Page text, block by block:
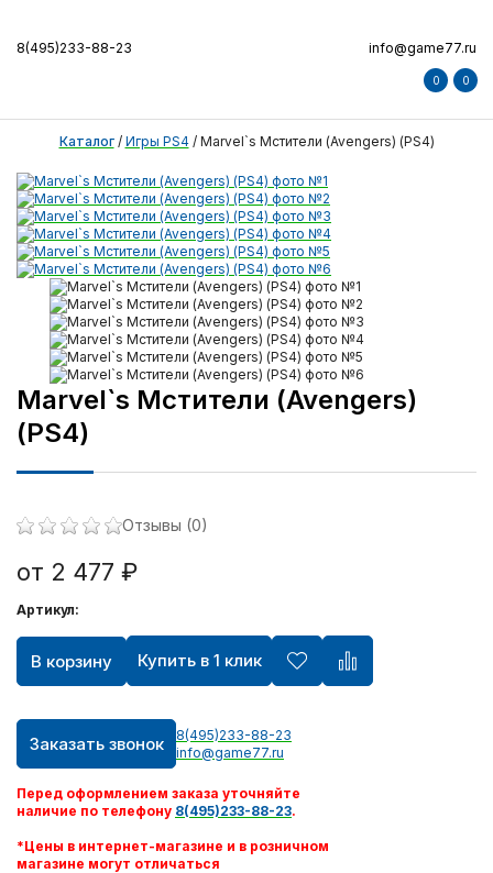
8(495)233-88-23 info@game77.ru
0 0
Каталог/ Игры PS4/ Marvel`s Мстители (Avengers) (PS4)
Marvel`s Мстители (Avengers)
(PS4)
Отзывы (0)
от 2 477 ₽
Артикул:
В корзину Купить в 1 клик
Заказать звонок
8(495)233-88-23
info@game77.ru
Перед оформлением заказа уточняйте
наличие по телефону 8(495)233-88-23.
*Цены в интернет-магазине и в розничном
магазине могут отличаться